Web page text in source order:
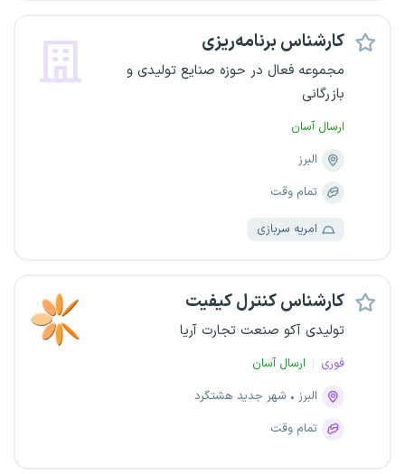
کارشناس برنامه‌ریزی
مجموعه فعال در حوزه صنایع تولیدی و
بازرگانی
ارسال آسان
البرز
تمام وقت
امریه سربازی
کارشناس کنترل کیفیت
تولیدی آکو صنعت تجارت آریا
فوری
ارسال آسان
البرز
شهر جدید هشتگرد
تمام وقت